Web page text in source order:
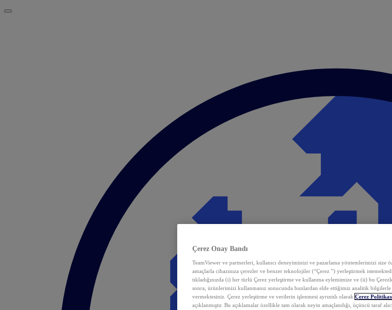
Çerez Onay Bandı
TeamViewer ve partnerleri, kullanıcı deneyiminizi ve pazarlama yöntemlerimizi size
amaçlarla cihazınıza çerezler ve benzer teknolojiler (“Çerez ”) yerleştirmek
tıkladığınızda (i) her türlü Çerez yerleştirme ve kullanma eylemimize ve (ii) bu
sonra, ürünlerimizi kullanmanız sonucunda bunlardan elde ettiğimiz analitik
vermektesiniz. Çerez yerleştirme ve verilerin işlenmesi ayrıntılı olarak Çerez
açıklanmıştır. Bu açıklamalar özellikle tam olarak neyin amaçlandığı, üçüncü taraf